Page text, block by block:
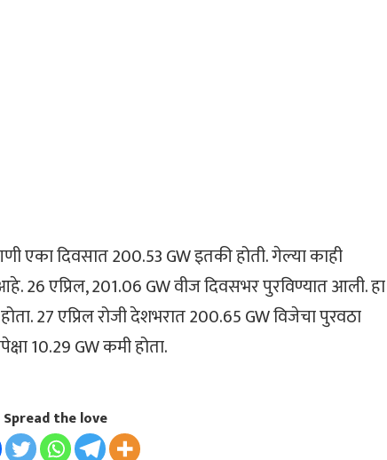
एका दिवसात 200.53 GW इतकी होती. गेल्या काही
26 एप्रिल, 201.06 GW वीज दिवसभर पुरविण्यात आली. हा
27 एप्रिल रोजी देशभरात 200.65 GW विजेचा पुरवठा
10.29 GW कमी होता.
Spread the love